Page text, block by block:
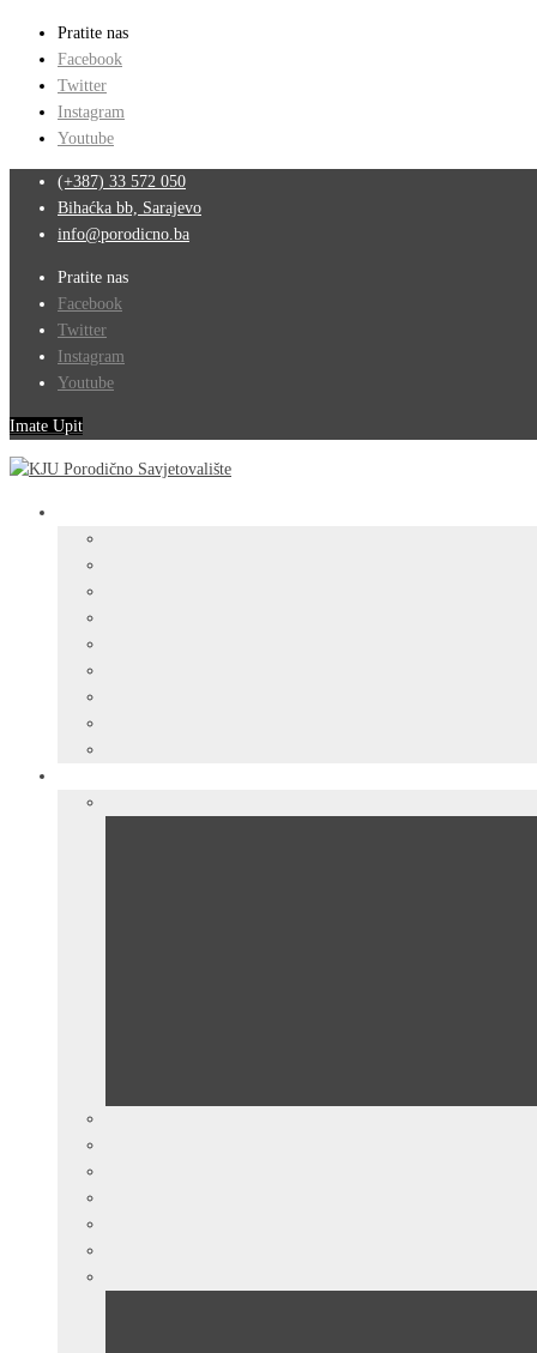
Pratite nas
Facebook
Twitter
Instagram
Youtube
(+387) 33 572 050
Bihaćka bb, Sarajevo
info@porodicno.ba
Pratite nas
Facebook
Twitter
Instagram
Youtube
Imate Upit